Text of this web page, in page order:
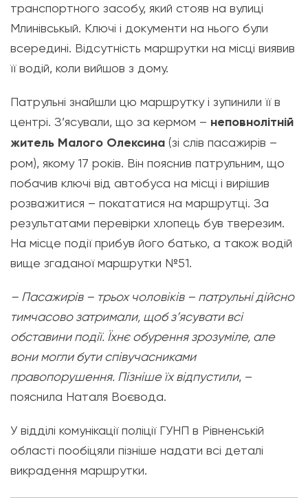
транспортного засобу, який стояв на вулиці
Млинівськый. Ключі і документи на нього були
всередині. Відсутність маршрутки на місці виявив
її водій, коли вийшов з дому.
Патрульні знайшли цю маршрутку і зупинили її в
центрі. З’ясували, що за кермом – неповнолітній
житель Малого Олексина (зі слів пасажирів –
ром), якому 17 років. Він пояснив патрульним, що
побачив ключі від автобуса на місці і вирішив
розважитися – покататися на маршрутці. За
результатами перевірки хлопець був тверезим.
На місце події прибув його батько, а також водій
вище згаданої маршрутки №51.
– Пасажирів – трьох чоловіків – патрульні дійсно
тимчасово затримали, щоб з’ясувати всі
обставини події. Їхнє обурення зрозуміле, але
вони могли бути співучасниками
правопорушення. Пізніше їх відпустили, –
пояснила Наталя Воєвода.
У відділі комунікації поліції ГУНП в Рівненській
області пообіцяли пізніше надати всі деталі
викрадення маршрутки.